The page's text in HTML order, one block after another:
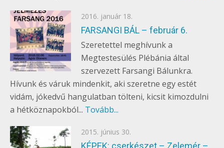
Posted
on
2016. január 18.
FARSANGI BÁL – február 6.
Szeretettel meghívunk a
Megtestesülés Plébánia által
szervezett Farsangi Bálunkra.
Hívunk és váruk mindenkit, aki szeretne egy estét
vidám, jókedvű hangulatban tölteni, kicsit kimozdulni
a hétköznapokból... Tovább...
Posted
on
2015. június 30.
KÉPEK: cserkészet – Zelemér –